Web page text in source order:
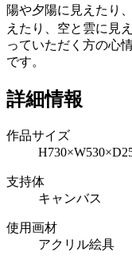
陽や夕陽に見えたり
えたり、空と雲に見
っていただく方の心
です。
詳細情報
作品サイズ
支持体
キャンバス
使用画材
アクリル絵具